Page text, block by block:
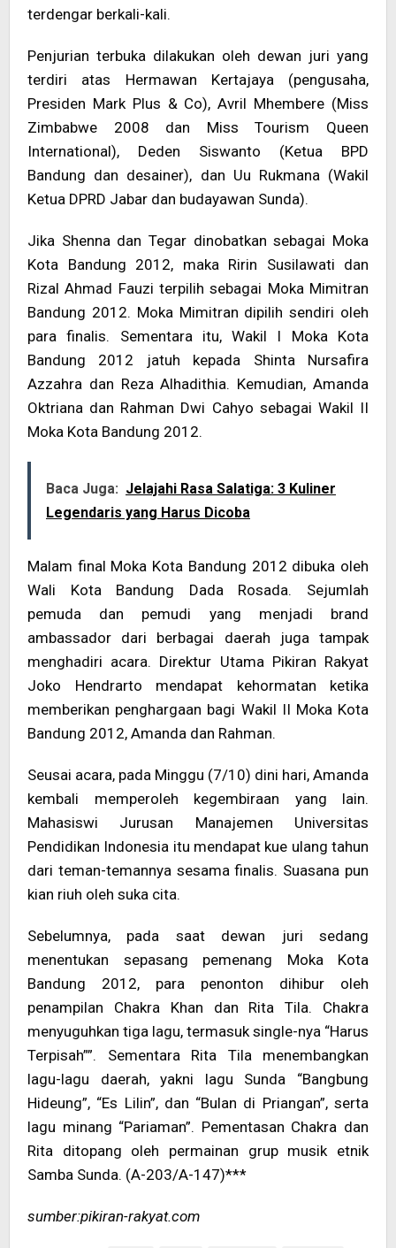
terdengar berkali-kali.
Penjurian terbuka dilakukan oleh dewan juri yang
terdiri atas Hermawan Kertajaya (pengusaha,
Presiden Mark Plus & Co), Avril Mhembere (Miss
Zimbabwe 2008 dan Miss Tourism Queen
International), Deden Siswanto (Ketua BPD
Bandung dan desainer), dan Uu Rukmana (Wakil
Ketua DPRD Jabar dan budayawan Sunda).
Jika Shenna dan Tegar dinobatkan sebagai Moka
Kota Bandung 2012, maka Ririn Susilawati dan
Rizal Ahmad Fauzi terpilih sebagai Moka Mimitran
Bandung 2012. Moka Mimitran dipilih sendiri oleh
para finalis. Sementara itu, Wakil I Moka Kota
Bandung 2012 jatuh kepada Shinta Nursafira
Azzahra dan Reza Alhadithia. Kemudian, Amanda
Oktriana dan Rahman Dwi Cahyo sebagai Wakil II
Moka Kota Bandung 2012.
Baca Juga: Jelajahi Rasa Salatiga: 3 Kuliner
Legendaris yang Harus Dicoba
Malam final Moka Kota Bandung 2012 dibuka oleh
Wali Kota Bandung Dada Rosada. Sejumlah
pemuda dan pemudi yang menjadi brand
ambassador dari berbagai daerah juga tampak
menghadiri acara. Direktur Utama Pikiran Rakyat
Joko Hendrarto mendapat kehormatan ketika
memberikan penghargaan bagi Wakil II Moka Kota
Bandung 2012, Amanda dan Rahman.
Seusai acara, pada Minggu (7/10) dini hari, Amanda
kembali memperoleh kegembiraan yang lain.
Mahasiswi Jurusan Manajemen Universitas
Pendidikan Indonesia itu mendapat kue ulang tahun
dari teman-temannya sesama finalis. Suasana pun
kian riuh oleh suka cita.
Sebelumnya, pada saat dewan juri sedang
menentukan sepasang pemenang Moka Kota
Bandung 2012, para penonton dihibur oleh
penampilan Chakra Khan dan Rita Tila. Chakra
menyuguhkan tiga lagu, termasuk single-nya “Harus
Terpisah””. Sementara Rita Tila menembangkan
lagu-lagu daerah, yakni lagu Sunda “Bangbung
Hideung”, “Es Lilin”, dan “Bulan di Priangan”, serta
lagu minang “Pariaman”. Pementasan Chakra dan
Rita ditopang oleh permainan grup musik etnik
Samba Sunda. (A-203/A-147)***
sumber:pikiran-rakyat.com